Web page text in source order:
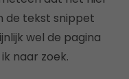
de tekst snippet
wel de pagina
naar zoek.